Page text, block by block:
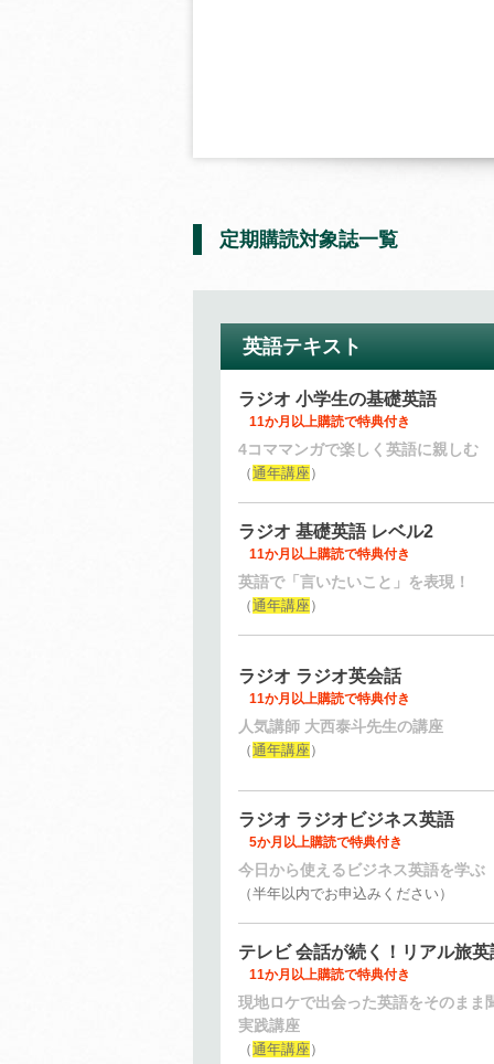
定期購読対象誌一覧
英語テキスト
ラジオ 小学生の基礎英語
11か月以上購読で特典付き
4コママンガで楽しく英語に親しむ
（通年講座 ）
ラジオ 基礎英語 レベル2
11か月以上購読で特典付き
英語で「言いたいこと」を表現！
（通年講座 ）
ラジオ ラジオ英会話
11か月以上購読で特典付き
人気講師 大西泰斗先生の講座
（通年講座 ）
ラジオ ラジオビジネス英語
5か月以上購読で特典付き
今日から使えるビジネス英語を学ぶ
（半年以内でお申込みください）
テレビ 会話が続く！リアル旅英
11か月以上購読で特典付き
現地ロケで出会った英語をそのまま
実践講座
（通年講座 ）